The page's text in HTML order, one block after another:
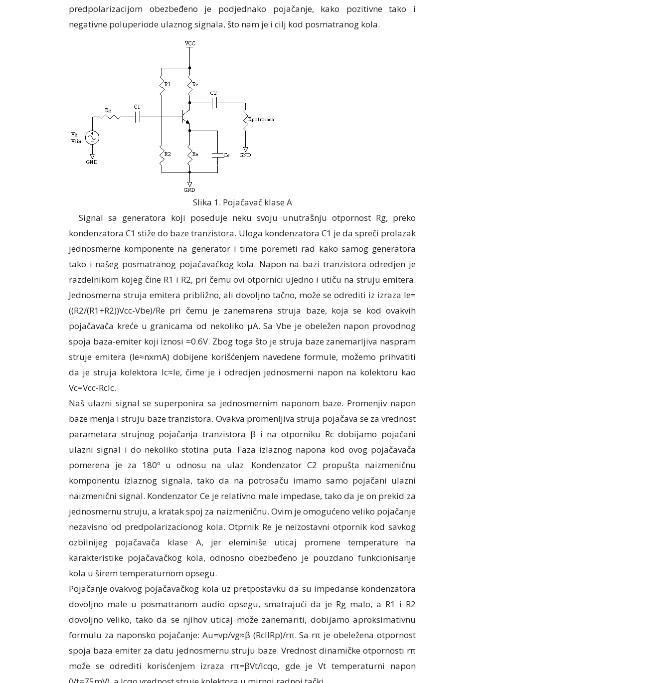
predpolarizacijom obezbeđeno je podjednako pojačanje, kako pozitivne tako i
negativne poluperiode ulaznog signala, što nam je i cilj kod posmatranog kola.
Slika 1. Pojačavač klase A
Signal sa generatora koji poseduje neku svoju unutrašnju otpornost Rg, preko
kondenzatora C1 stiže do baze tranzistora. Uloga kondenzatora C1 je da spreči prolazak
jednosmerne komponente na generator i time poremeti rad kako samog generatora
tako i našeg posmatranog pojačavačkog kola. Napon na bazi tranzistora odredjen je
razdelnikom kojeg čine R1 i R2, pri čemu ovi otpornici ujedno i utiču na struju emitera.
Jednosmerna struja emitera približno, ali dovoljno tačno, može se odrediti iz izraza Ie=
((R2/(R1+R2))Vcc-Vbe)/Re pri čemu je zanemarena struja baze, koja se kod ovakvih
pojačavača kreće u granicama od nekoliko μA. Sa Vbe je obeležen napon provodnog
spoja baza-emiter koji iznosi ≈0.6V. Zbog toga što je struja baze zanemarljiva naspram
struje emitera (Ie≈nxmA) dobijene korišćenjem navedene formule, možemo prihvatiti
da je struja kolektora Ic≈Ie, čime je i odredjen jednosmerni napon na kolektoru kao
Vc=Vcc-RcIc.
Naš ulazni signal se superponira sa jednosmernim naponom baze. Promenjiv napon
baze menja i struju baze tranzistora. Ovakva promenljiva struja pojačava se za vrednost
parametara strujnog pojačanja tranzistora β i na otporniku Rc dobijamo pojačani
ulazni signal i do nekoliko stotina puta. Faza izlaznog napona kod ovog pojačavača
pomerena je za 180º u odnosu na ulaz. Kondenzator C2 propušta naizmeničnu
komponentu izlaznog signala, tako da na potrosaču imamo samo pojačani ulazni
naizmenični signal. Kondenzator Ce je relativno male impedase, tako da je on prekid za
jednosmernu struju, a kratak spoj za naizmeničnu. Ovim je omogućeno veliko pojačanje
nezavisno od predpolarizacionog kola. Otprnik Re je neizostavni otpornik kod savkog
ozbilnijeg pojačavača klase A, jer eleminiše uticaj promene temperature na
karakteristike pojačavačkog kola, odnosno obezbeđeno je pouzdano funkcionisanje
kola u širem temperaturnom opsegu.
Pojačanje ovakvog pojačavačkog kola uz pretpostavku da su impedanse kondenzatora
dovoljno male u posmatranom audio opsegu, smatrajući da je Rg malo, a R1 i R2
dovoljno veliko, tako da se njihov uticaj može zanemariti, dobijamo aproksimativnu
formulu za naponsko pojačanje: Au=vp/vg≈β (RcIIRp)/rπ. Sa rπ je obeležena otpornost
spoja baza emiter za datu jednosmernu struju baze. Vrednost dinamičke otpornosti rπ
može se odrediti korisćenjem izraza rπ=βVt/Icqo, gde je Vt temperaturni napon